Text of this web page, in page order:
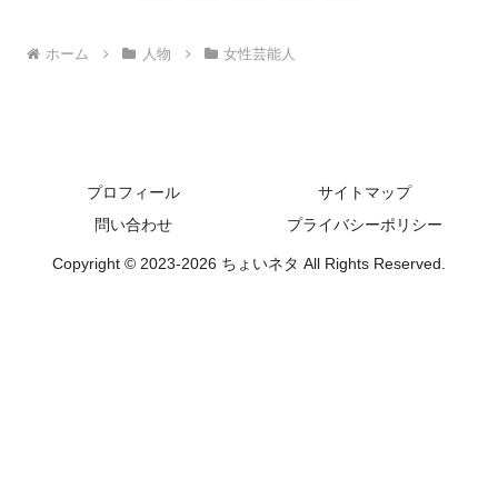
ホーム 人物 女性芸能人
プロフィール
サイトマップ
問い合わせ
プライバシーポリシー
Copyright © 2023-2026 ちょいネタ All Rights Reserved.